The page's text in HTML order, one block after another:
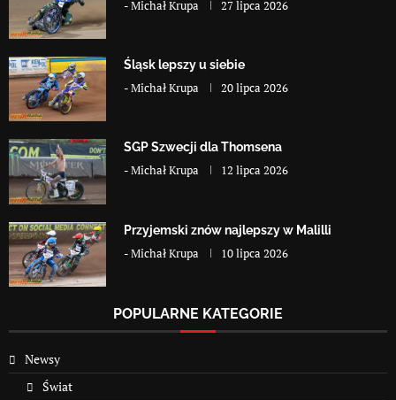
-Michał Krupa 27 lipca 2026
Śląsk lepszy u siebie
-Michał Krupa 20 lipca 2026
SGP Szwecji dla Thomsena
-Michał Krupa 12 lipca 2026
Przyjemski znów najlepszy w Malilli
-Michał Krupa 10 lipca 2026
POPULARNE KATEGORIE
Newsy
Świat